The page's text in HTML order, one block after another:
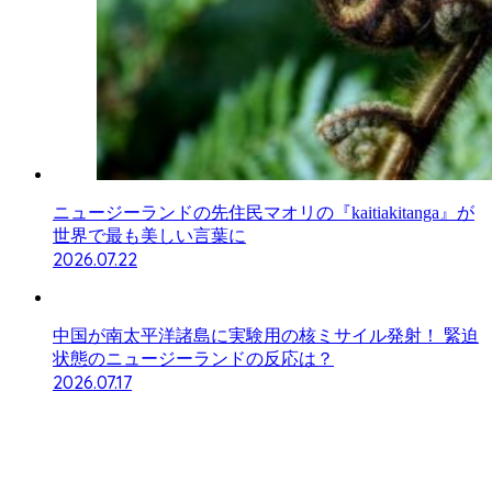
ニュージーランドの先住民マオリの『kaitiakitanga』が
世界で最も美しい言葉に
2026.07.22
中国が南太平洋諸島に実験用の核ミサイル発射！ 緊迫
状態のニュージーランドの反応は？
2026.07.17